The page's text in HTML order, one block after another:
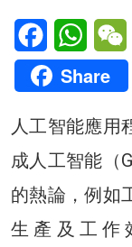
Facebook
Share
人工智能應用
成人工智能（
的熱論，例如
生產及工作